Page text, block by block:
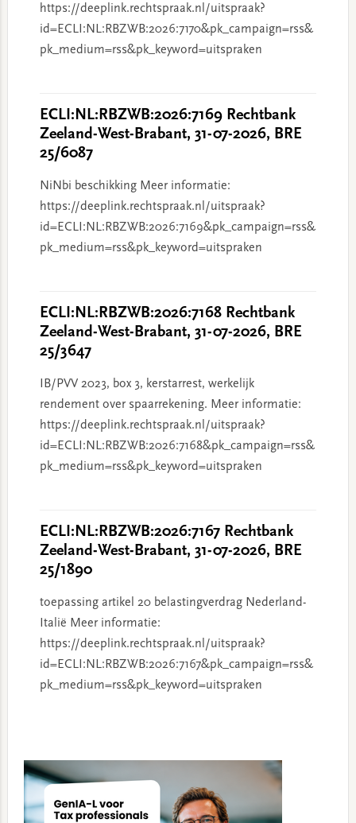
https://deeplink.rechtspraak.nl/uitspraak?
id=ECLI:NL:RBZWB:2026:7170&pk_campaign=rss&
pk_medium=rss&pk_keyword=uitspraken
ECLI:NL:RBZWB:2026:7169 Rechtbank
Zeeland-West-Brabant, 31-07-2026, BRE
25/6087
NiNbi beschikking Meer informatie:
https://deeplink.rechtspraak.nl/uitspraak?
id=ECLI:NL:RBZWB:2026:7169&pk_campaign=rss&
pk_medium=rss&pk_keyword=uitspraken
ECLI:NL:RBZWB:2026:7168 Rechtbank
Zeeland-West-Brabant, 31-07-2026, BRE
25/3647
IB/PVV 2023, box 3, kerstarrest, werkelijk
rendement over spaarrekening. Meer informatie:
https://deeplink.rechtspraak.nl/uitspraak?
id=ECLI:NL:RBZWB:2026:7168&pk_campaign=rss&
pk_medium=rss&pk_keyword=uitspraken
ECLI:NL:RBZWB:2026:7167 Rechtbank
Zeeland-West-Brabant, 31-07-2026, BRE
25/1890
toepassing artikel 20 belastingverdrag Nederland-
Italië Meer informatie:
https://deeplink.rechtspraak.nl/uitspraak?
id=ECLI:NL:RBZWB:2026:7167&pk_campaign=rss&
pk_medium=rss&pk_keyword=uitspraken
Sidebar